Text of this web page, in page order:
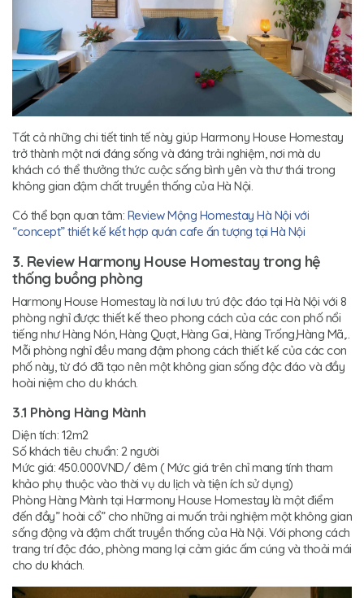
Tất cả những chi tiết tinh tế này giúp Harmony House Homestay
trở thành một nơi đáng sống và đáng trải nghiệm, nơi mà du
khách có thể thưởng thức cuộc sống bình yên và thư thái trong
không gian đậm chất truyền thống của Hà Nội.
Có thể bạn quan tâm: Review Mộng Homestay Hà Nội với
“concept” thiết kế kết hợp quán cafe ấn tượng tại Hà Nội
3. Review Harmony House Homestay trong hệ
thống buồng phòng
Harmony House Homestay là nơi lưu trú độc đáo tại Hà Nội với 8
phòng nghỉ được thiết kế theo phong cách của các con phố nổi
tiếng như Hàng Nón, Hàng Quạt, Hàng Gai, Hàng Trống,Hàng Mã,..
Mỗi phòng nghỉ đều mang đậm phong cách thiết kế của các con
phố này, từ đó đã tạo nên một không gian sống độc đáo và đầy
hoài niệm cho du khách.
3.1 Phòng Hàng Mành
Diện tích: 12m2
Số khách tiêu chuẩn: 2 người
Mức giá: 450.000VND/ đêm ( Mức giá trên chỉ mang tính tham
khảo phụ thuộc vào thời vụ du lịch và tiện ích sử dụng)
Phòng Hàng Mành tại Harmony House Homestay là một điểm
đến đầy” hoài cổ” cho những ai muốn trải nghiệm một không gian
sống động và đậm chất truyền thống của Hà Nội. Với phong cách
trang trí độc đáo, phòng mang lại cảm giác ấm cúng và thoải mái
cho du khách.